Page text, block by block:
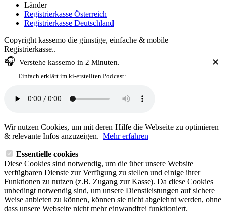
Länder
Registrierkasse Österreich
Registrierkasse Deutschland
Copyright kassemo die günstige, einfache & mobile
Registrierkasse..
✕
🎧 Verstehe kassemo in 2 Minuten.
Einfach erklärt im ki-erstellten Podcast:
Wir nutzen Cookies, um mit deren Hilfe die Webseite zu optimieren
& relevante Infos anzuzeigen. Mehr erfahren
Essentielle cookies
Diese Cookies sind notwendig, um die über unsere Website
verfügbaren Dienste zur Verfügung zu stellen und einige ihrer
Funktionen zu nutzen (z.B. Zugang zur Kasse). Da diese Cookies
unbedingt notwendig sind, um unsere Dienstleistungen auf sichere
Weise anbieten zu können, können sie nicht abgelehnt werden, ohne
dass unsere Webseite nicht mehr einwandfrei funktioniert.